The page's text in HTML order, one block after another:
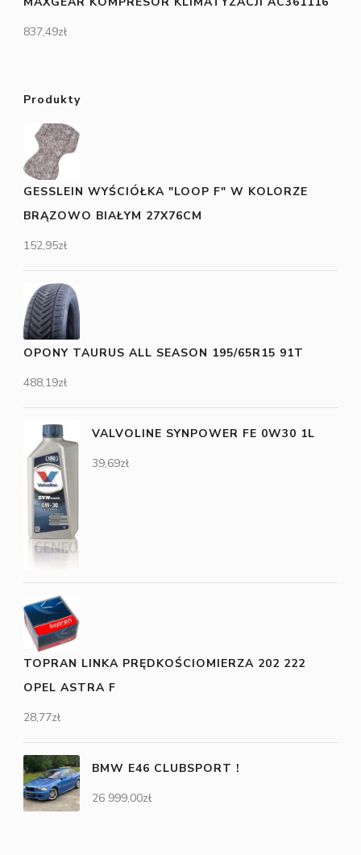
837,49zł
Produkty
GESSLEIN WYŚCIÓŁKA "LOOP F" W KOLORZE
BRĄZOWO BIAŁYM 27X76CM
152,95zł
OPONY TAURUS ALL SEASON 195/65R15 91T
488,19zł
VALVOLINE SYNPOWER FE 0W30 1L
39,69zł
TOPRAN LINKA PRĘDKOŚCIOMIERZA 202 222
OPEL ASTRA F
28,77zł
BMW E46 CLUBSPORT !
26 999,00zł